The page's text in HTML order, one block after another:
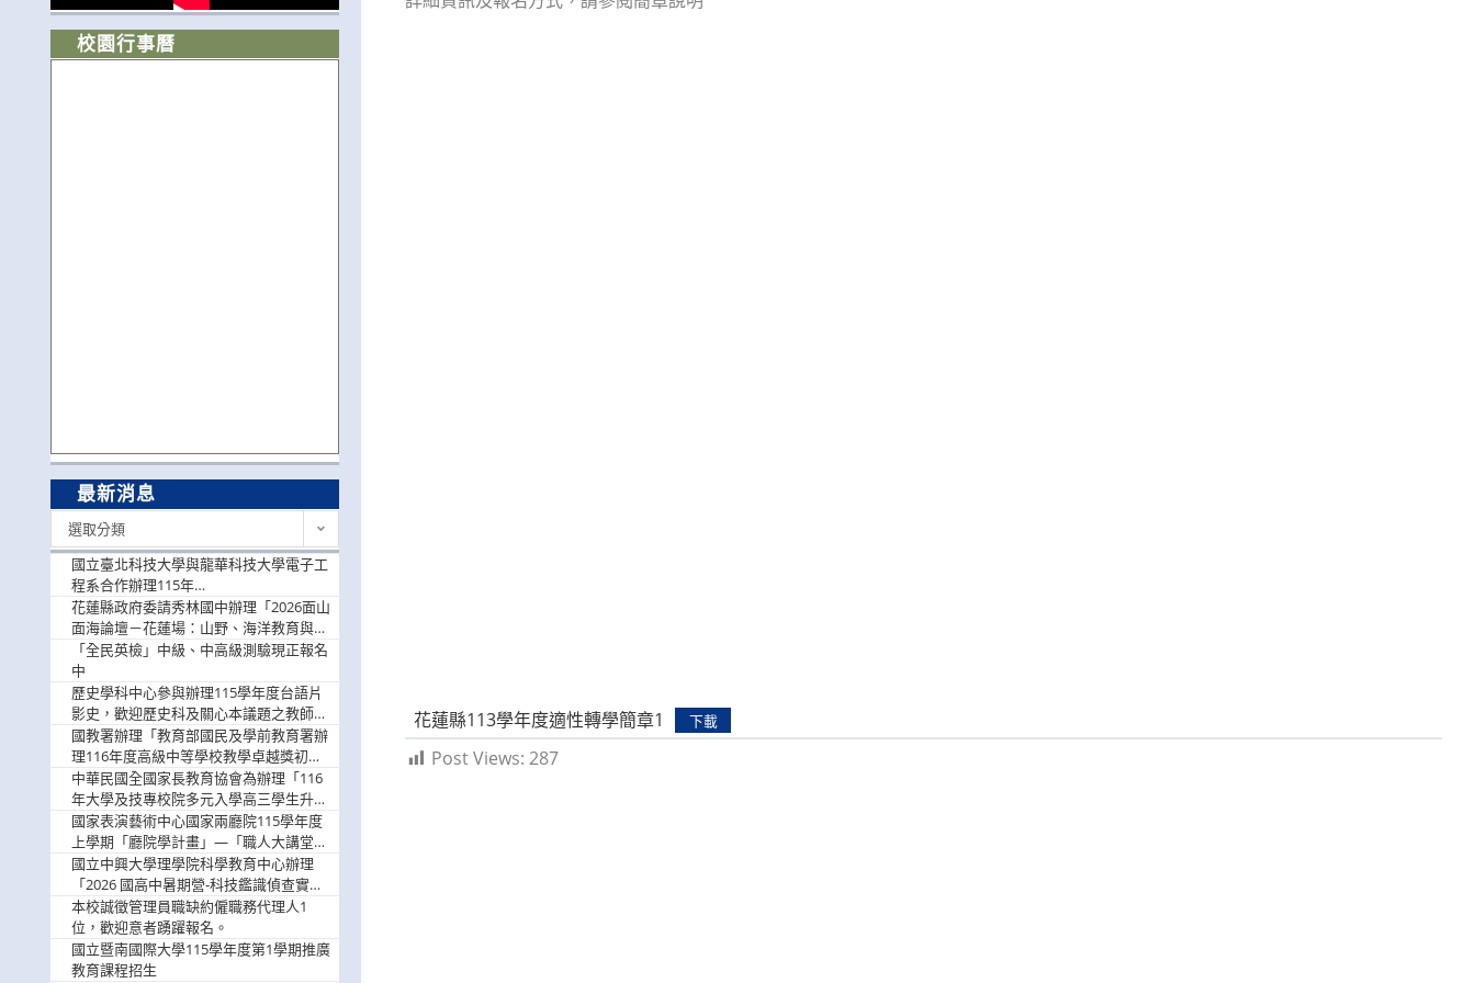
花蓮縣113學年度適性轉學簡章1 下載
Post Views: 287
校園行事曆
最新消息
選取分類
國立臺北科技大學與龍華科技大學電子工
程系合作辦理115年
「115.08.10~08.12「AI賦能應用於智慧半
導體研習營」，歡迎學生踴躍報名參加
花蓮縣政府委請秀林國中辦理「2026面山
面海論壇－花蓮場：山野、海洋教育與戶
外安全實務課程」，歡迎踴躍報名參加
「全民英檢」中級、中高級測驗現正報名
中
歷史學科中心參與辦理115學年度台語片
影史，歡迎歷史科及關心本議題之教師踴
躍報名參加
國教署辦理「教育部國民及學前教育署辦
理116年度高級中等學校教學卓越獎初選
實施計畫」，鼓勵教師踴躍報名
中華民國全國家長教育協會為辦理「116
年大學及技專校院多元入學高三學生升學
輔導家長說明會」
國家表演藝術中心國家兩廳院115學年度
上學期「廳院學計畫」—「職人大講堂」
及「一日體驗課程」，鼓勵踴躍報名參
與。
國立中興大學理學院科學教育中心辦理
「2026 國高中暑期營-科技鑑識偵查實戰
營」活動資訊，鼓勵學生踴躍報名參加。
本校誠徵管理員職缺約僱職務代理人1
位，歡迎意者踴躍報名。
國立暨南國際大學115學年度第1學期推廣
教育課程招生